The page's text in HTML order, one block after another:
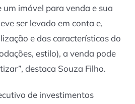
um imóvel para venda e sua
ser levado em conta e,
e das características do
estilo), a venda pode
destaca Souza Filho.
de investimentos